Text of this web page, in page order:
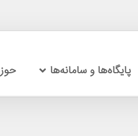
پایگاه‌ها و سامانه‌ها